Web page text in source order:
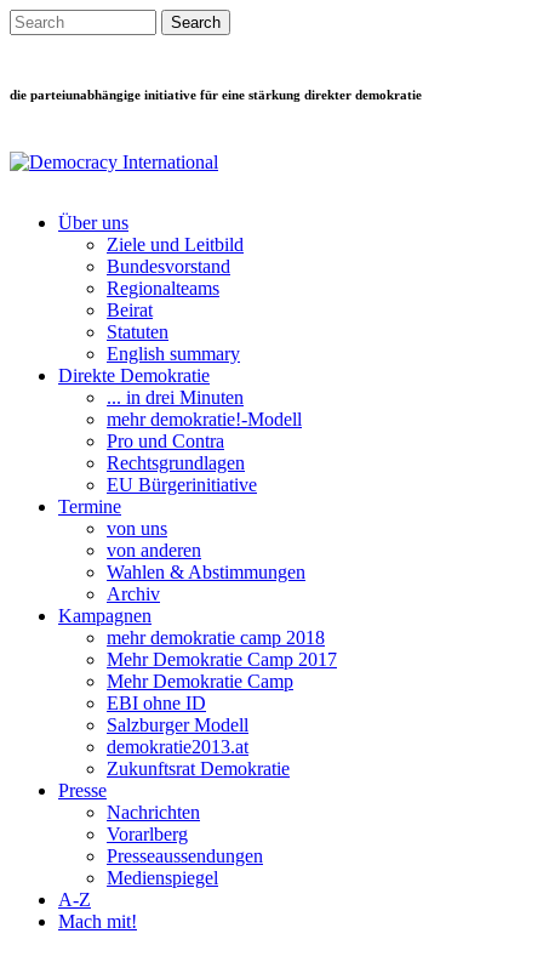
Direkt zum Inhalt
Search this site
die parteiunabhängige initiative für eine stärkung direkter demokratie
Main menu
Über uns
Ziele und Leitbild
Bundesvorstand
Regionalteams
Beirat
Statuten
English summary
Direkte Demokratie
... in drei Minuten
mehr demokratie!-Modell
Pro und Contra
Rechtsgrundlagen
EU Bürgerinitiative
Termine
von uns
von anderen
Wahlen & Abstimmungen
Archiv
Kampagnen
mehr demokratie camp 2018
Mehr Demokratie Camp 2017
Mehr Demokratie Camp
EBI ohne ID
Salzburger Modell
demokratie2013.at
Zukunftsrat Demokratie
Presse
Nachrichten
Vorarlberg
Presseaussendungen
Medienspiegel
A-Z
Mach mit!